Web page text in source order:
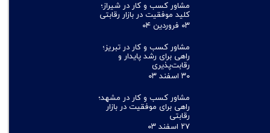
مشاور کسب و کار در شیراز؛
کلید موفقیت در بازار رقابتی
۰۳ فروردین ۰۴
مشاور کسب و کار در تبریز؛
راهی برای رشد پایدار و
رقابت‌پذیری
۳۰ اسفند ۰۳
مشاور کسب و کار در مشهد؛
راهی برای موفقیت در بازار
رقابتی
۲۷ اسفند ۰۳